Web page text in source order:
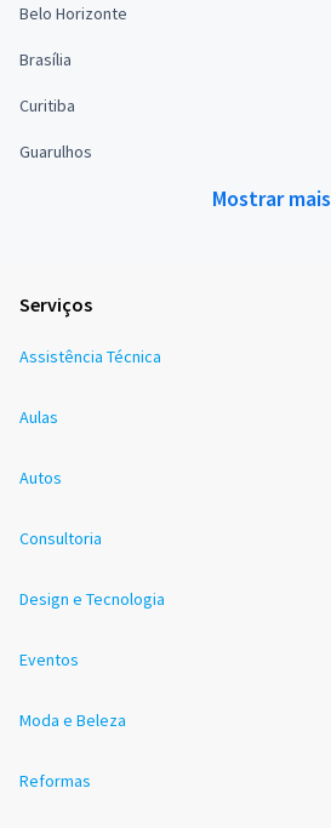
Belo Horizonte
Brasília
Curitiba
Guarulhos
Mostrar mais
Serviços
Assistência Técnica
Aulas
Autos
Consultoria
Design e Tecnologia
Eventos
Moda e Beleza
Reformas